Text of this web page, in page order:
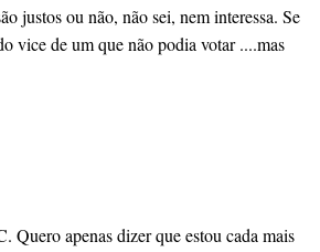
justos ou não, não sei, nem interessa. Se
vice de um que não podia votar ....mas
Quero apenas dizer que estou cada mais